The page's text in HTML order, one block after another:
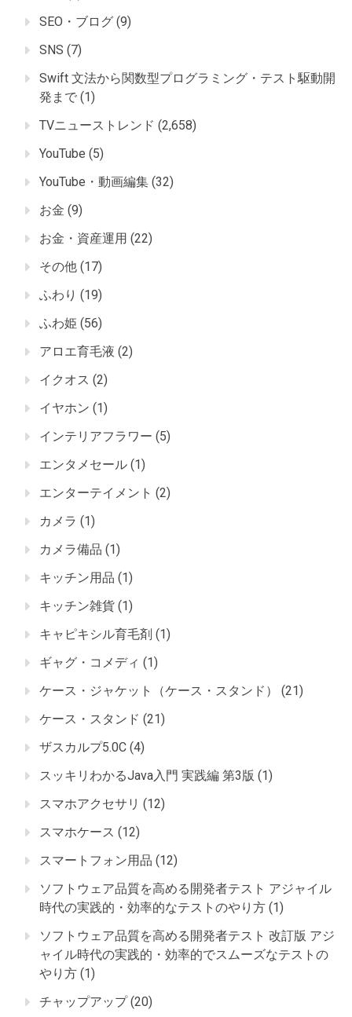
SEO・ブログ (9)
SNS (7)
Swift 文法から関数型プログラミング・テスト駆動開
発まで (1)
TVニューストレンド (2,658)
YouTube (5)
YouTube・動画編集 (32)
お金 (9)
お金・資産運用 (22)
その他 (17)
ふわり (19)
ふわ姫 (56)
アロエ育毛液 (2)
イクオス (2)
イヤホン (1)
インテリアフラワー (5)
エンタメセール (1)
エンターテイメント (2)
カメラ (1)
カメラ備品 (1)
キッチン用品 (1)
キッチン雑貨 (1)
キャピキシル育毛剤 (1)
ギャグ・コメディ (1)
ケース・ジャケット（ケース・スタンド）
(21)
ケース・スタンド (21)
ザスカルプ5.0C (4)
スッキリわかるJava入門 実践編 第3版 (1)
スマホアクセサリ (12)
スマホケース (12)
スマートフォン用品 (12)
ソフトウェア品質を高める開発者テスト アジャイル
時代の実践的・効率的なテストのやり方 (1)
ソフトウェア品質を高める開発者テスト 改訂版 アジ
ャイル時代の実践的・効率的でスムーズなテストの
やり方 (1)
チャップアップ(20)